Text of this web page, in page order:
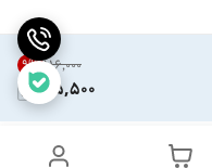
۱۱۶٬۰۰۰ 9%
105,500